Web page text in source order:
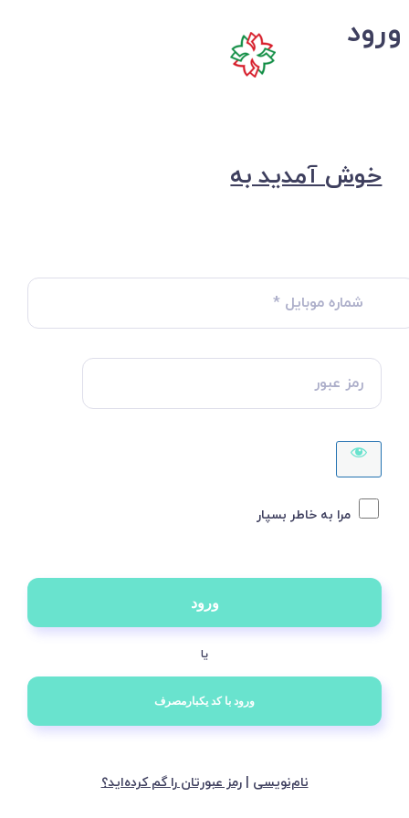
ورود
خوش آمدید به
شماره موبایل *
رمز عبور
مرا به خاطر بسپار
یا
نام‌نویسی |رمز عبورتان را گم کرده‌اید؟